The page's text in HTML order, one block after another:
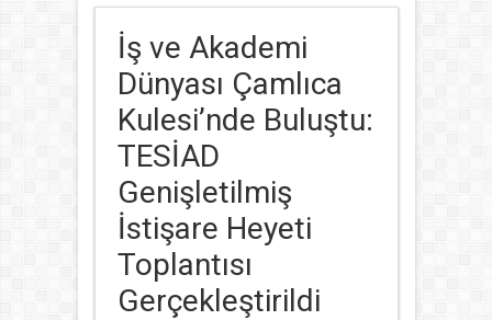
İş ve Akademi
Dünyası Çamlıca
Kulesi’nde Buluştu:
TESİAD
Genişletilmiş
İstişare Heyeti
Toplantısı
Gerçekleştirildi